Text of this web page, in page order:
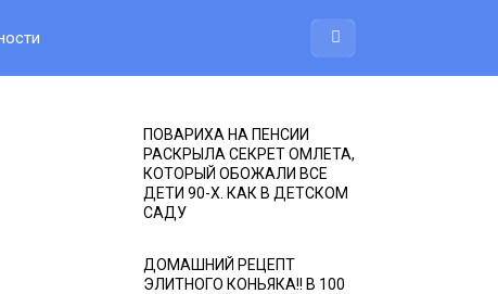
ПОВАРИХА НА ПЕНСИИ
РАСКРЫЛА СЕКРЕТ ОМЛЕТА,
КОТОРЫЙ ОБОЖАЛИ ВСЕ
ДЕТИ 90-Х. КАК В ДЕТСКОМ
САДУ
ДОМАШНИЙ РЕЦЕПТ
ЭЛИТНОГО КОНЬЯКА!! В 100